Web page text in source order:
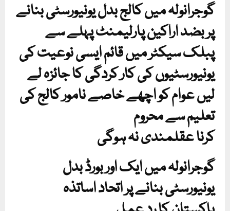
گوجرانولہ میں کالج بدل یونیورسٹی بنانے
پر بضد اراکین پارلیمنٹ پہلے سے
پبلک سیکٹر میں قائم ایسی نوعیت کی
یونیورسٹیوں کی کار کردگی کا جائزہ لے
لیں عوام کو اچھے خاصے نامور کالج کی
تعلیم سے محروم
کرنا عقلمندی نہ ہوگی
گوجرانولہ میں ایک اور بورڈ بدل
یونیورسٹی بنانے پر اتحاد اساتذہ